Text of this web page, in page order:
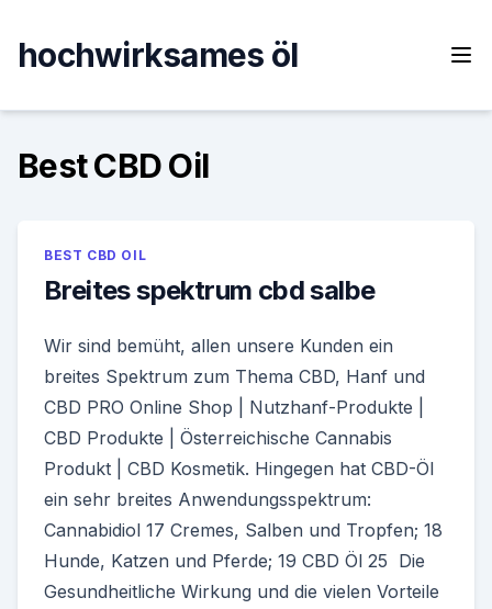
content
hochwirksames öl
Best CBD Oil
BEST CBD OIL
Breites spektrum cbd salbe
Wir sind bemüht, allen unsere Kunden ein
breites Spektrum zum Thema CBD, Hanf und
CBD PRO Online Shop | Nutzhanf-Produkte |
CBD Produkte | Österreichische Cannabis
Produkt | CBD Kosmetik. Hingegen hat CBD-Öl
ein sehr breites Anwendungsspektrum:
Cannabidiol 17 Cremes, Salben und Tropfen; 18
Hunde, Katzen und Pferde; 19 CBD Öl 25 Die
Gesundheitliche Wirkung und die vielen Vorteile